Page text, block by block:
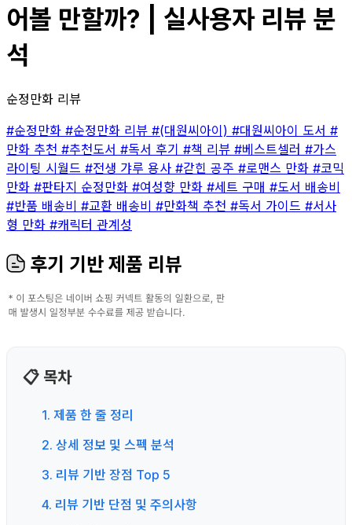
어볼 만할까? | 실사용자 리뷰 분
석
순정만화 리뷰
#순정만화 #순정만화 리뷰 #(대원씨아이) #대원씨아이 도서 #
만화 추천 #추천도서 #독서 후기 #책 리뷰 #베스트셀러 #가스
라이팅 시월드 #전생 갸루 용사 #갇힌 공주 #로맨스 만화 #코믹
만화 #판타지 순정만화 #여성향 만화 #세트 구매 #도서 배송비
#반품 배송비 #교환 배송비 #만화책 추천 #독서 가이드 #서사
형 만화 #캐릭터 관계성
후기 기반 제품 리뷰
📋 목차
1. 제품 한 줄 정리
2. 상세 정보 및 스펙 분석
3. 리뷰 기반 장점 Top 5
4. 리뷰 기반 단점 및 주의사항